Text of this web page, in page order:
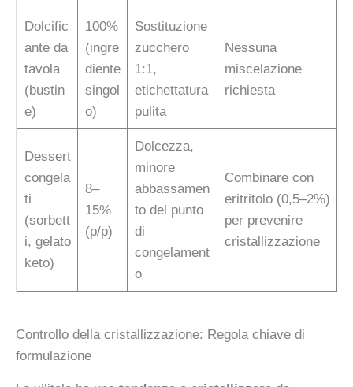
Dolcific
ante da
tavola
(bustin
e)
100%
(ingre
diente
singol
o)
Sostituzione
zucchero
1:1,
etichettatura
pulita
Nessuna
miscelazione
richiesta
Dessert
congela
ti
(sorbett
i, gelato
keto)
8–
15%
(p/p)
Dolcezza,
minore
abbassamen
to del punto
di
congelament
o
Combinare con
eritritolo (0,5–2%)
per prevenire
cristallizzazione
Controllo della cristallizzazione: Regola chiave di
formulazione